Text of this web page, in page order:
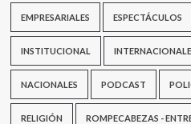
EMPRESARIALES ESPECTÁCULOS
INSTITUCIONAL
NACIONALES PODCAST
RELIGIÓN ROMPECABEZAS -